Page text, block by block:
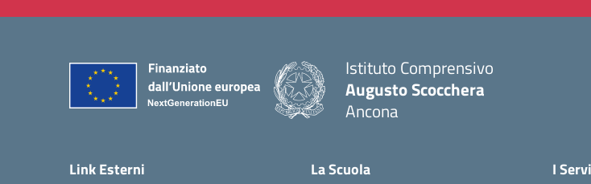
Istituto Comprensivo
Augusto Scocchera
Ancona
Link Esterni La Scuola I